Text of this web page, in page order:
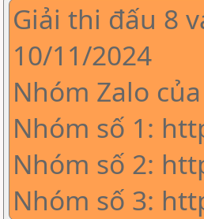
Giải thi đấu 8
10/11/2024
Nhóm Zalo
Nhóm số 1:
Nhóm số 2:
Nhóm số 3: